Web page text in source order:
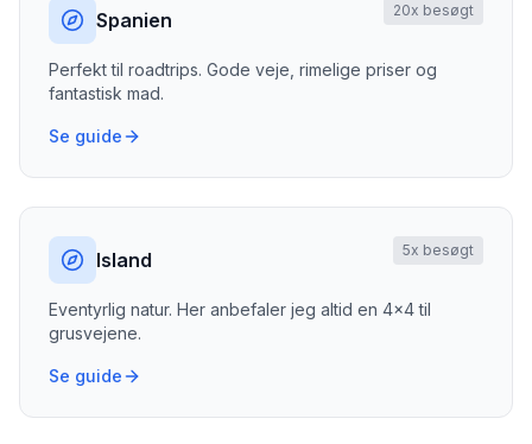
Spanien 20x besøgt
Perfekt til roadtrips. Gode veje, rimelige priser og
fantastisk mad.
Se guide
Island 5x besøgt
Eventyrlig natur. Her anbefaler jeg altid en 4x4 til
grusvejene.
Se guide